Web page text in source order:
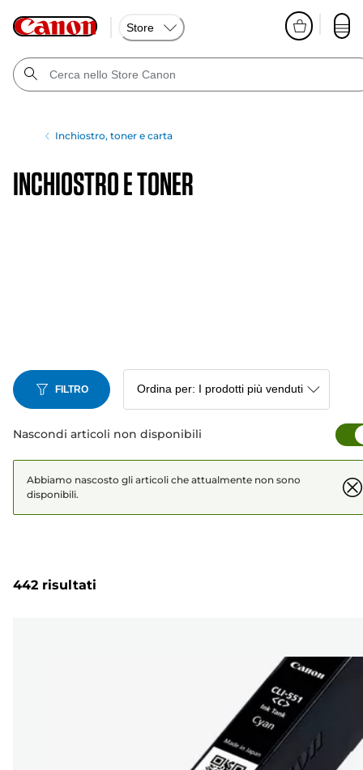
Store
Inchiostro, toner e carta
Inchiostro e toner
FILTRO
Nascondi articoli non disponibili
Abbiamo nascosto gli articoli che attualmente non sono
disponibili.
442 risultati